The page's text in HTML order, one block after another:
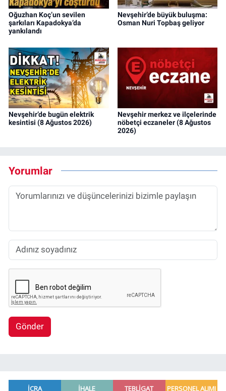
Oğuzhan Koç’un sevilen
şarkıları Kapadokya’da
yankılandı
Nevşehir’de büyük buluşma:
Osman Nuri Topbaş geliyor
Nevşehir’de bugün elektrik
kesintisi (8 Ağustos 2026)
Nevşehir merkez ve ilçelerinde
nöbetçi eczaneler (8 Ağustos
2026)
Yorumlar
Gönder